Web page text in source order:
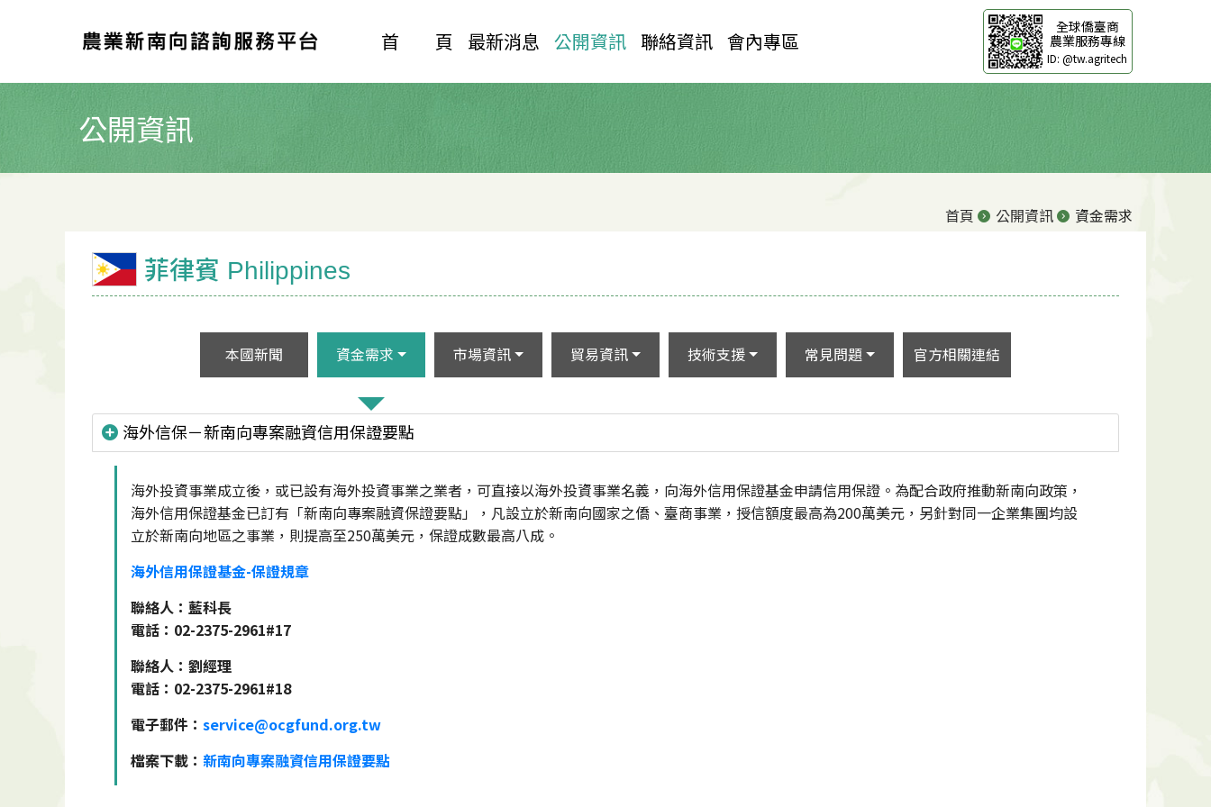
首 頁 最新消息 公開資訊 聯絡資訊 會內專區
全球僑臺商
農業服務專線
ID: @tw.agritech
公開資訊
首頁 公開資訊 資金需求
菲律賓 Philippines
本國新聞 資金需求 市場資訊 貿易資訊 技術支援 常見問題 官方相關連結
海外信保－新南向專案融資信用保證要點
海外投資事業成立後，或已設有海外投資事業之業者，可直接以海外投資事業名義，向海外信用保證基金申請信用保證。為配合政府推動新南向政策，
海外信用保證基金已訂有「新南向專案融資保證要點」，凡設立於新南向國家之僑、臺商事業，授信額度最高為200萬美元，另針對同一企業集團均設
立於新南向地區之事業，則提高至250萬美元，保證成數最高八成。
海外信用保證基金-保證規章
聯絡人：藍科長
電話：02-2375-2961#17
聯絡人：劉經理
電話：02-2375-2961#18
電子郵件： service@ocgfund.org.tw
檔案下載： 新南向專案融資信用保證要點